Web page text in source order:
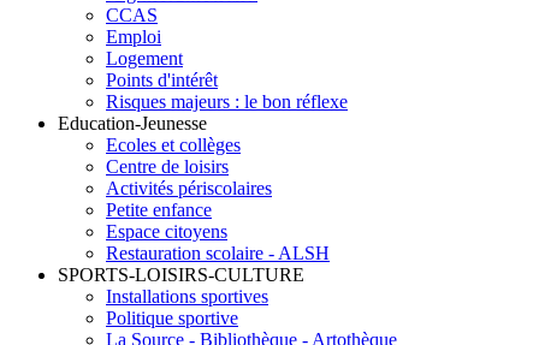
CCAS
Emploi
Logement
Points d'intérêt
Risques majeurs : le bon réflexe
Education-Jeunesse
Ecoles et collèges
Centre de loisirs
Activités périscolaires
Petite enfance
Espace citoyens
Restauration scolaire - ALSH
SPORTS-LOISIRS-CULTURE
Installations sportives
Politique sportive
La Source - Bibliothèque - Artothèque